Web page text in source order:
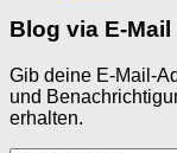
Blog via E-
Gib deine E-Mail-
und
erhalten.